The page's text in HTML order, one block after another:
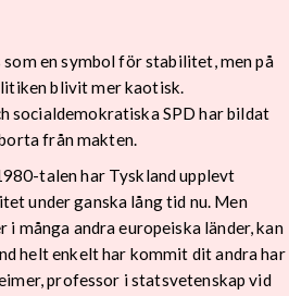
en symbol för stabilitet, men på
blivit mer kaotisk.
socialdemokratiska SPD har bildat
från makten.
talen har Tyskland upplevt
under ganska lång tid nu. Men
många andra europeiska länder, kan
helt enkelt har kommit dit andra har
professor i statsvetenskap vid